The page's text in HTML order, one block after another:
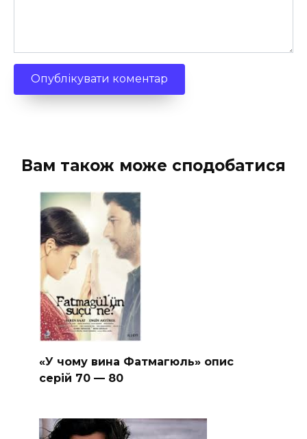
Вам також може сподобатися
«У чому вина Фатмагюль» опис
серій 70 — 80